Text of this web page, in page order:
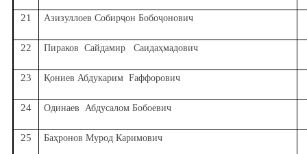
21 Азизуллоев Собирҷон Бобоҷонович
22 Пираков Сайдамир Саидаҳмадович
23 Қониев Абдукарим Fаффорович
24 Одинаев Абдусалом Бобоевич
25 Баҳронов Мурод Каримович